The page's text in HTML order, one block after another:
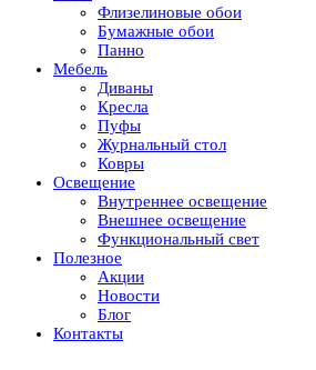
Флизелиновые обои
Бумажные обои
Панно
Мебель
Диваны
Кресла
Пуфы
Журнальный стол
Ковры
Освещение
Внутреннее освещение
Внешнее освещение
Функциональный свет
Полезное
Акции
Новости
Блог
Контакты